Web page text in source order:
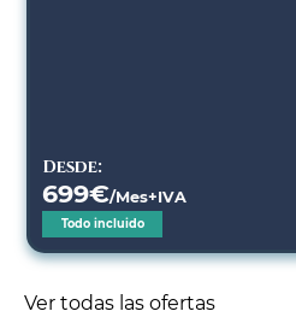
Desde:
699€/Mes+IVA
Todo incluido
Ver todas las ofertas